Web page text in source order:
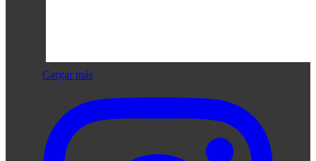
Cargar más